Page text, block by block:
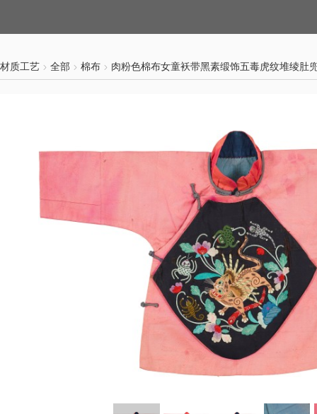
材质工艺 全部 棉布 肉粉色棉布女童袄带黑素缎饰五毒虎纹堆绫肚